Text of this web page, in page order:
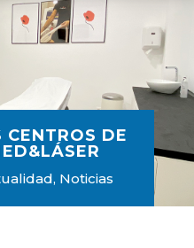
CENTROS DE
, Noticias